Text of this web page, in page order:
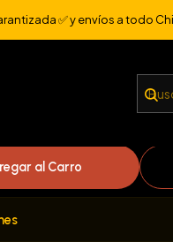
✅ y envíos a todo
CREMA
al Carro